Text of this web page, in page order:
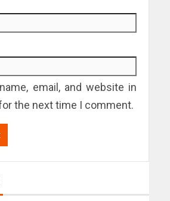
email, and website in
the next time I comment.